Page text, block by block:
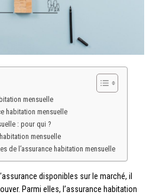
mensuelle
habitation mensuelle
: pour qui ?
mensuelle
de l’assurance habitation mensuelle
disponibles sur le marché, il
Parmi elles, l’assurance habitation